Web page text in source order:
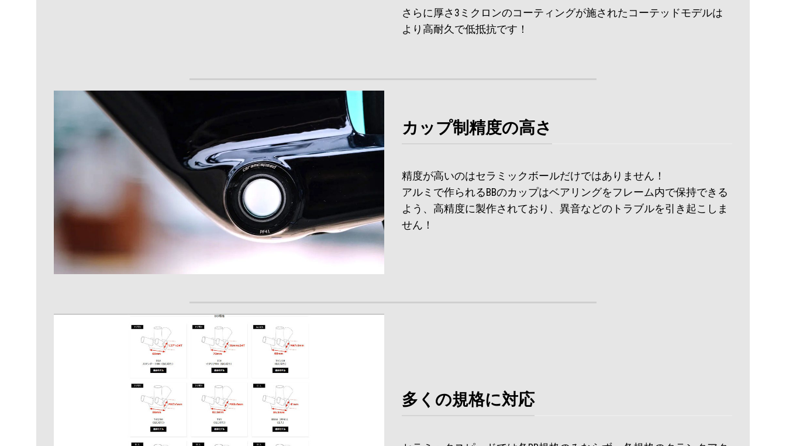
さらに厚さ3ミクロンのコーティングが施されたコーテッドモデルは
より高耐久で低抵抗です！
カップ制精度の高さ
精度が高いのはセラミックボールだけではありません！
アルミで作られるBBのカップはベアリングをフレーム内で保持できる
よう、高精度に製作されており、異音などのトラブルを引き起こしま
せん！
多くの規格に対応